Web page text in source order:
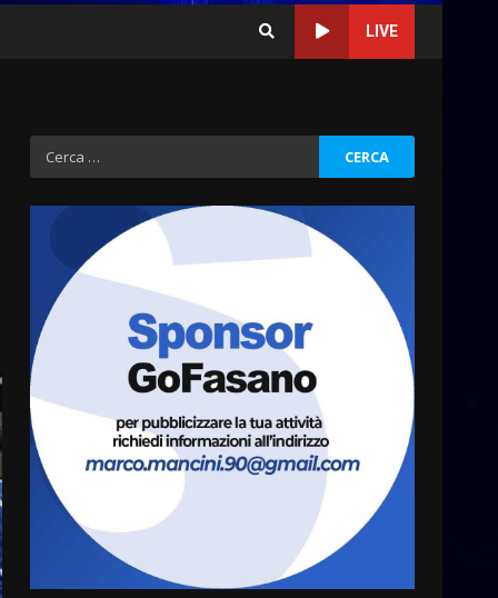
LIVE
Ricerca
per:
Grazia Neglia, coordinatrice
cittadina di Fratelli d’Italia,
pronta a tornare in Consiglio
comunale
6 Agosto 2026 08:00
4
Cura dei beni comuni e
cittadinanza attiva: online
l’avviso per la gestione
condivisa della Villetta di
Laureto
6 Agosto 2026 06:20
La magia del Minareto e la
prima assoluta de “L’Albergo
Belvedere. Il rapimento”